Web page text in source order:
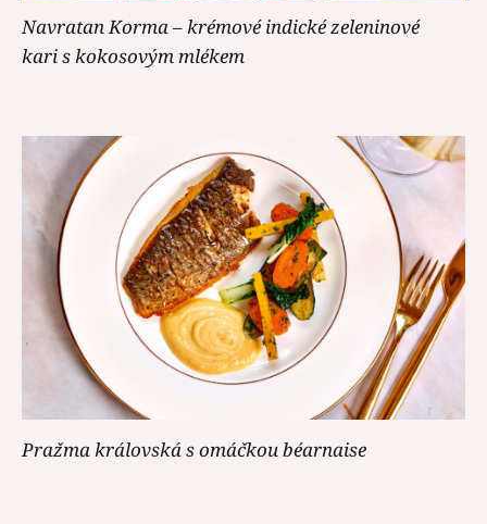
Navratan Korma – krémové indické zeleninové
kari s kokosovým mlékem
Pražma královská s omáčkou béarnaise